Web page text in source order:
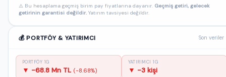
⚠️ Bu hesaplama geçmiş birim pay fiyatlarına dayanır. Geçmiş getiri, gelecek
getirinin garantisi değildir. Yatırım tavsiyesi değildir.
💰 PORTFÖY & YATIRIMCI Son veriler
PORTFÖY 1G
▼ -68.8 Mn TL (-8.68%)
YATIRIMCI 1G
▼ -3 kişi